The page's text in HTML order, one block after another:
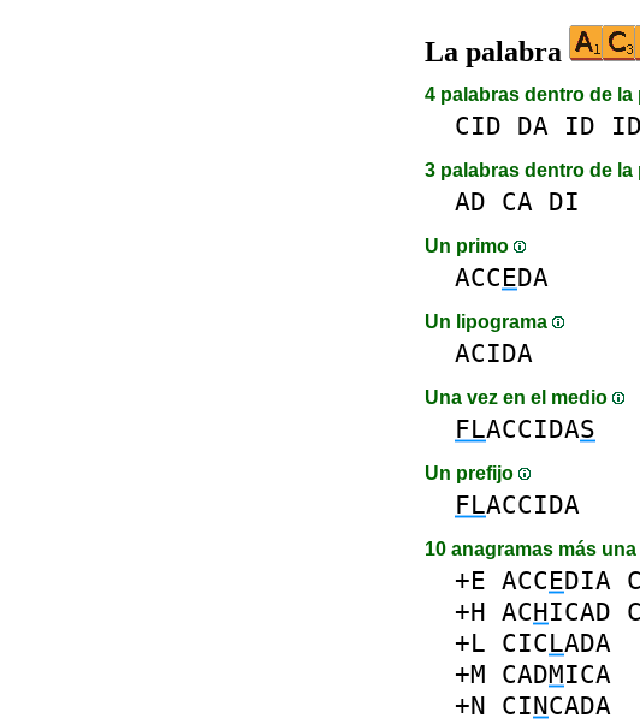
La palabra
4 palabras dentro de la
CID DA ID
3 palabras dentro de la
AD CA DI
Un primo
ACCEDA
Un lipograma
ACIDA
Una vez en el medio
FLACCIDAS
Un prefijo
FLACCIDA
10 anagramas más una
+E ACCEDIA
+H ACHICAD C
+L CICLADA
+M CADMICA
+N CINCADA